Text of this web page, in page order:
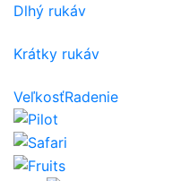
Dlhý rukáv
Krátky rukáv
VeľkosťRadenie